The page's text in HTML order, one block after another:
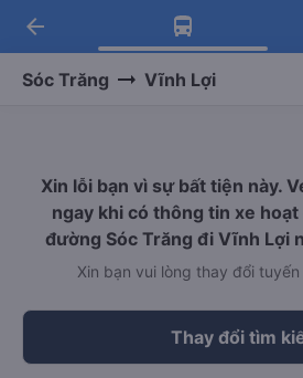
Tải app Vexere ngay!
Nhận ưu đãi thành viên
Tải app Vexere
-30k/ghế khi đặt vé máy
arrow_back
Sóc Trăng Vĩnh Lợi
Xin lỗi bạn vì sự bất tiện này.
ngay khi có thông tin xe
đường Sóc Trăng đi Vĩnh Lợi
Xin bạn vui lòng thay đổi
Thay đổi tìm